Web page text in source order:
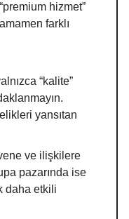
hizmet”
farklı
“kalite”
yansıtan
ve ilişkilere
pazarında ise
daha etkili